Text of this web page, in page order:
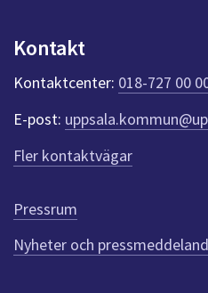
k
t
e
r
f
ö
r
e
n
n
a
Kontakt
Kontaktcenter: 018-727 00
E-post:
Fler kontaktvägar
Pressrum
Nyheter och